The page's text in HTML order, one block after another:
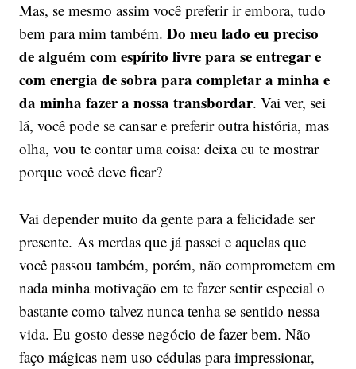
Mas, se mesmo assim você preferir ir embora, tudo
bem para mim também. Do meu lado eu preciso
de alguém com espírito livre para se entregar e
com energia de sobra para completar a minha e
da minha fazer a nossa transbordar. Vai ver, sei
lá, você pode se cansar e preferir outra história, mas
olha, vou te contar uma coisa: deixa eu te mostrar
porque você deve ficar?
Vai depender muito da gente para a felicidade ser
presente. As merdas que já passei e aquelas que
você passou também, porém, não comprometem em
nada minha motivação em te fazer sentir especial o
bastante como talvez nunca tenha se sentido nessa
vida. Eu gosto desse negócio de fazer bem. Não
faço mágicas nem uso cédulas para impressionar,